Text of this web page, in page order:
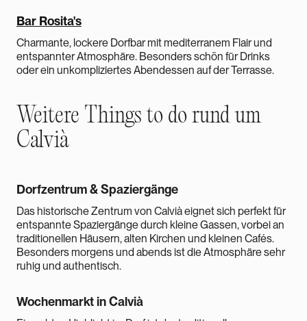
Bar Rosita's
Charmante, lockere Dorfbar mit mediterranem Flair und
entspannter Atmosphäre. Besonders schön für Drinks
oder ein unkompliziertes Abendessen auf der Terrasse.
Weitere Things to do rund um
Calvià
Dorfzentrum & Spaziergänge
Das historische Zentrum von Calvià eignet sich perfekt für
entspannte Spaziergänge durch kleine Gassen, vorbei an
traditionellen Häusern, alten Kirchen und kleinen Cafés.
Besonders morgens und abends ist die Atmosphäre sehr
ruhig und authentisch.
Wochenmarkt in Calvià